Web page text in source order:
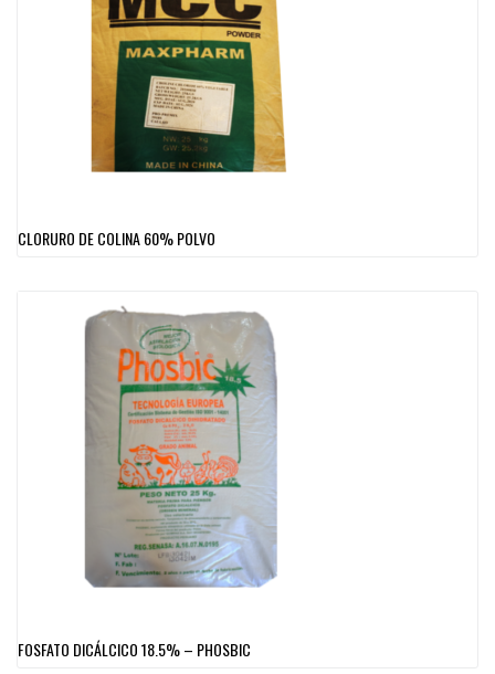
CLORURO DE COLINA 60% POLVO
FOSFATO DICÁLCICO 18.5% – PHOSBIC